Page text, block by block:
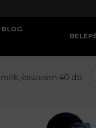
BLOG
összesen 40 db